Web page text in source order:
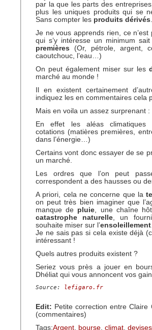
par la que les parts des
plus les uniques produits qui se
Sans compter les produits dérivés.
Je ne vous apprends rien, ce
qui s’y intéresse un minimum
premières (Or, pétrole, argent,
caoutchouc, l’eau…)
On peut également miser sur les
marché au monde !
Il en existent certainement
indiquez les en commentaires cela
Mais en voila un assez surprenant :
En effet les aléas climatiques
cotations (matières premières,
dans l’énergie…)
Certains vont donc essayer de se
un marché.
Les ordres que l’on peut
correspondent a des hausses ou
A priori, cela ne concerne que la
on peut très bien imaginer que
manque de pluie, une chaîne
catastrophe naturelle, un
souhaite miser sur l’ensoleillement
Je ne sais pas si cela existe déjà
intéressant !
Quels autres produits existent ?
Seriez vous près a jouer en
Dhéliat qui vous annoncent vos
Source: lefigaro.fr
Edit: Petite correction entre Claire
(commentaires)
Tags:Argent, bourse, climat, devises